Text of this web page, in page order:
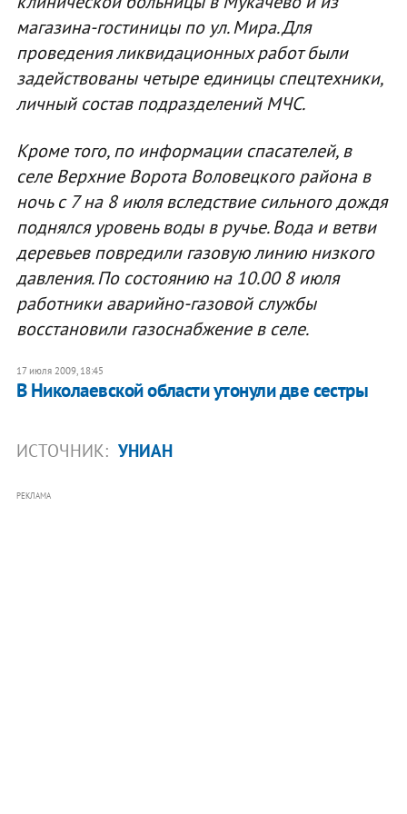
магазина-гостиницы по ул. Мира. Для
проведения ликвидационных работ были
задействованы четыре единицы спецтехники,
личный состав подразделений МЧС.
Кроме того, по информации спасателей, в
селе Верхние Ворота Воловецкого района в
ночь с 7 на 8 июля вследствие сильного дождя
поднялся уровень воды в ручье. Вода и ветви
деревьев повредили газовую линию низкого
давления. По состоянию на 10.00 8 июля
работники аварийно-газовой службы
восстановили газоснабжение в селе.
17 июля 2009, 18:45
В Николаевской области утонули две сестры
ИСТОЧНИК: УНИАН
РЕКЛАМА